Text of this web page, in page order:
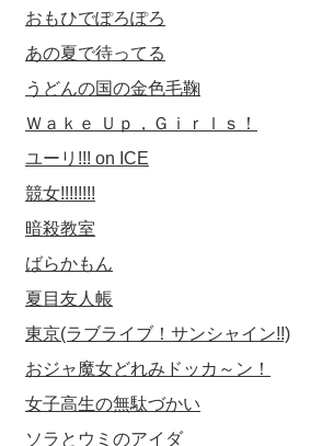
おもひでぽろぽろ
あの夏で待ってる
うどんの国の金色毛鞠
Ｗａｋｅ Ｕｐ，Ｇｉｒｌｓ！
ユーリ!!! on ICE
競女!!!!!!!!
暗殺教室
ばらかもん
夏目友人帳
東京(ラブライブ！サンシャイン!!)
おジャ魔女どれみドッカ～ン！
女子高生の無駄づかい
ソラとウミのアイダ